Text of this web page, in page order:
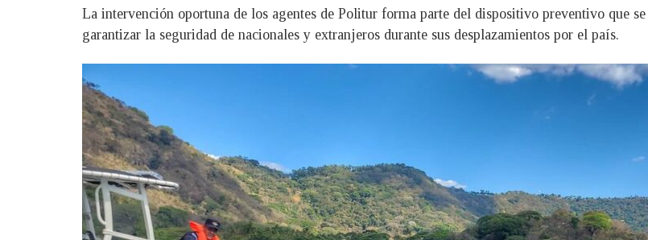
La intervención oportuna de los agentes de Politur forma parte del dispositivo preventivo que
garantizar la seguridad de nacionales y extranjeros durante sus desplazamientos por el país.